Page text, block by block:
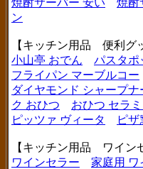
焼酎サーバー 安い
焼酎
ン
【キッチン用品 便利グ
小山亭 おでん
パスタポ
フライパン マーブルコー
ダイヤモンド シャープナ
ク おひつ
おひつ セラ
ピッツァ ヴィータ
ピザ
【キッチン用品 ワイン
ワインセラー
家庭用 ワ